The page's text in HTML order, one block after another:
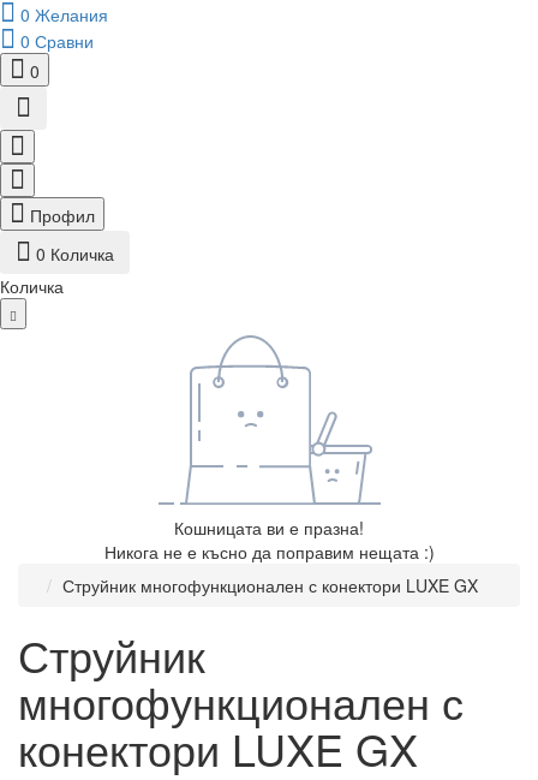
0 Желания
0 Сравни
0
Профил
0 Количка
Количка
Кошницата ви е празна!
Никога не е късно да поправим нещата :)
Струйник многофункционален с конектори LUXE GX
Струйник
многофункционален с
конектори LUXE GX